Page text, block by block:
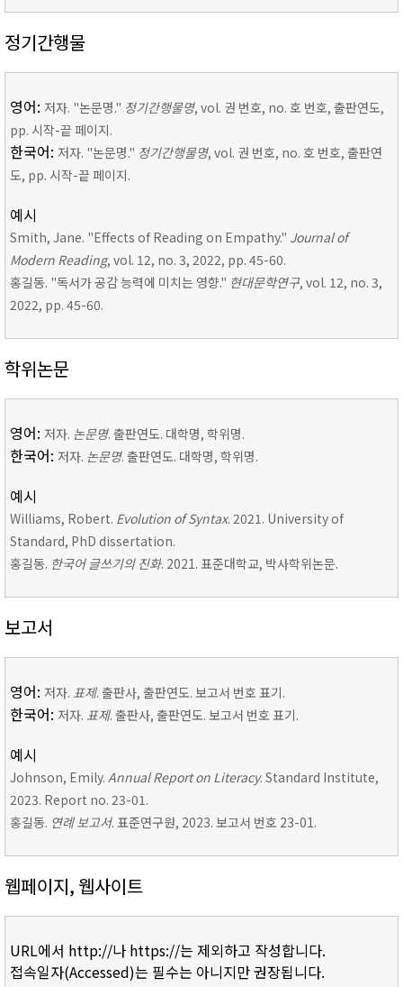
정기간행물
영어: 저자. "논문명." 정기간행물명, vol. 권 번호, no. 호 번호, 출판연도,
pp. 시작-끝 페이지.
한국어: 저자. "논문명." 정기간행물명, vol. 권 번호, no. 호 번호, 출판연
도, pp. 시작-끝 페이지.
예시
Smith, Jane. "Effects of Reading on Empathy." Journal of
Modern Reading, vol. 12, no. 3, 2022, pp. 45-60.
홍길동. "독서가 공감 능력에 미치는 영향." 현대문학연구, vol. 12, no. 3,
2022, pp. 45-60.
학위논문
영어: 저자. 논문명. 출판연도. 대학명, 학위명.
한국어: 저자. 논문명. 출판연도. 대학명, 학위명.
예시
Williams, Robert. Evolution of Syntax. 2021. University of
Standard, PhD dissertation.
홍길동. 한국어 글쓰기의 진화. 2021. 표준대학교, 박사학위논문.
보고서
영어: 저자. 표제. 출판사, 출판연도. 보고서 번호 표기.
한국어: 저자. 표제. 출판사, 출판연도. 보고서 번호 표기.
예시
Johnson, Emily. Annual Report on Literacy. Standard Institute,
2023. Report no. 23-01.
홍길동. 연례 보고서. 표준연구원, 2023. 보고서 번호 23-01.
웹페이지, 웹사이트
URL에서 http://나 https://는 제외하고 작성합니다.
접속일자(Accessed)는 필수는 아니지만 권장됩니다.